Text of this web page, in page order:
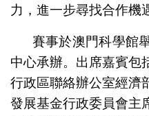
力，進一步尋找合作機
賽事於澳門科學館
中心承辦。出席嘉賓包
行政區聯絡辦公室經濟
發展基金行政委員會主